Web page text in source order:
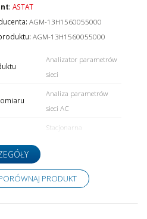
:ASTAT
AGM-13H1560055000
AGM-13H1560055000
Analizator parametrów
sieci
Analiza parametrów
sieci AC
Stacjonarna
PRODUKT